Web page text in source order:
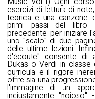
esercizi di lettura di
teorica e una canzone
primi passi del libro
precedente, per iniziare
uno "scalo" di due
delle ultime lezioni.
d'écoute" consente di
Dukas o Verdi in
curricula e il rigore
offre sia una
l'immagine di un
ingiustamente